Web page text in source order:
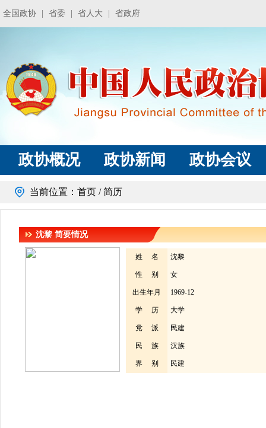
全国政协 省委 省人大 省政府
政协概况 政协新闻 政协会议
当前位置： 首页 / 简历
沈黎 简要情况
姓 名 沈黎
性 别 女
出生年月 1969-12
学 历 大学
党 派 民建
民 族 汉族
界 别 民建